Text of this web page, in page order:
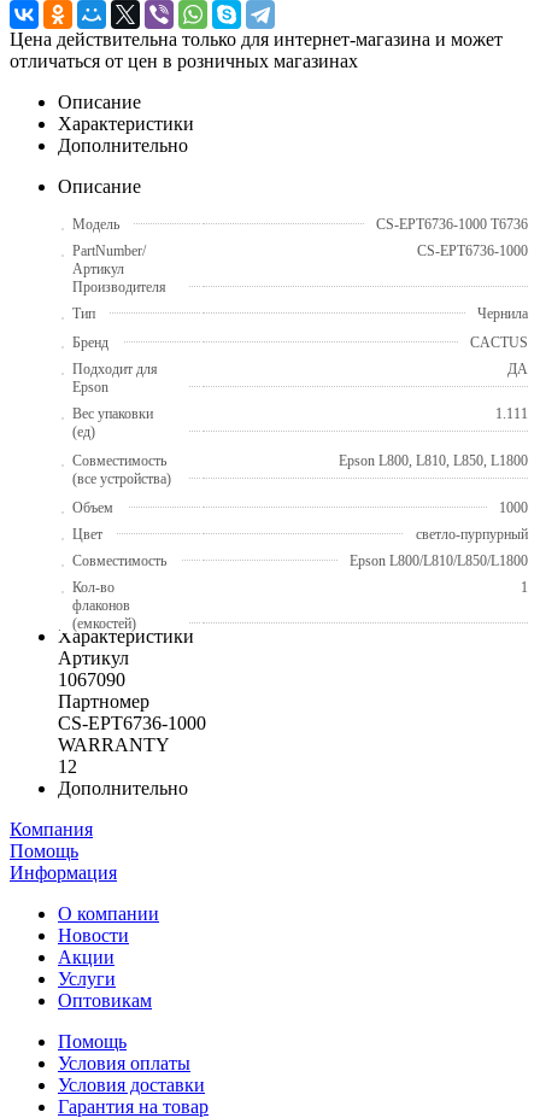
Цена действительна только для интернет-магазина и может
отличаться от цен в розничных магазинах
Описание
Характеристики
Дополнительно
Описание
Модель
CS-EPT6736-1000 T6736
PartNumber/
Артикул
Производителя
CS-EPT6736-1000
Тип
Чернила
Бренд
CACTUS
Подходит для
Epson
ДА
Вес упаковки
(ед)
1.111
Совместимость
(все устройства)
Epson L800, L810, L850, L1800
Объем
1000
Цвет
светло-пурпурный
Совместимость
Epson L800/L810/L850/L1800
Кол-во
флаконов
(емкостей)
1
Характеристики
Артикул
1067090
Партномер
CS-EPT6736-1000
WARRANTY
12
Дополнительно
Компания
Помощь
Информация
О компании
Новости
Акции
Услуги
Оптовикам
Помощь
Условия оплаты
Условия доставки
Гарантия на товар